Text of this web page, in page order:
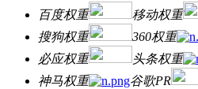
百度权重
移动权重
搜狗权重
360权重
必应权重
头条权重
神马权重
谷歌PR